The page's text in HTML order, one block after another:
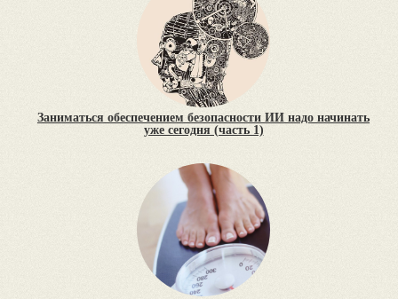
Заниматься обеспечением безопасности ИИ надо начинать
уже сегодня (часть 1)